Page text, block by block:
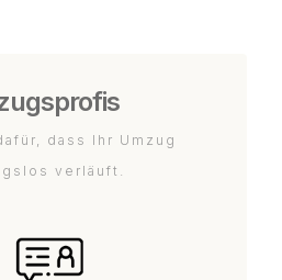
dass Ihr Umzug
verläuft.